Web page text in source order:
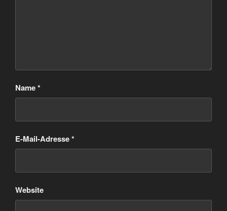
Name*
E-Mail-Adresse*
Website